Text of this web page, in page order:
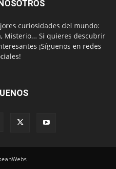
curiosidades del mundo:
Misterio... Si quieres descubrir
¡Síguenos en redes